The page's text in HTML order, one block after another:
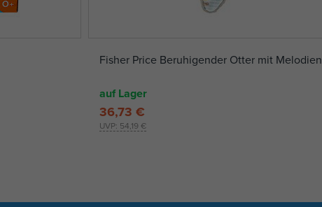
Fisher Price Beruhigender Otter mit Melodien
auf Lager
UVP: 54,19 €
36,73 €